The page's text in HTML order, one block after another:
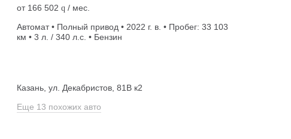
от 166 502 q / мес.
Автомат • Полный привод • 2022 г. в. • Пробег: 33 103
км • 3 л. / 340 л.с. • Бензин
Казань, ул. Декабристов, 81В к2
Еще 13 похожих авто